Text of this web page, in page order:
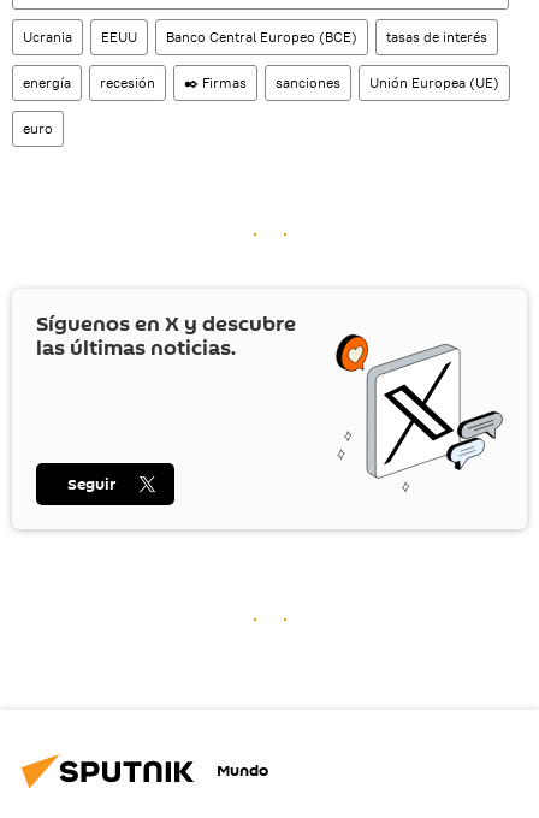
Ucrania EEUU Banco Central Europeo (BCE) tasas de interés
energía recesión ✒️ Firmas sanciones Unión Europea (UE)
euro
Síguenos en X y descubre
las últimas noticias.
Seguir
Mundo